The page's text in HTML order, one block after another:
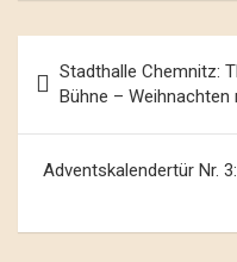
Navigation
Stadthalle Chemnitz:
Bühne –
Adventskalendertür Nr.